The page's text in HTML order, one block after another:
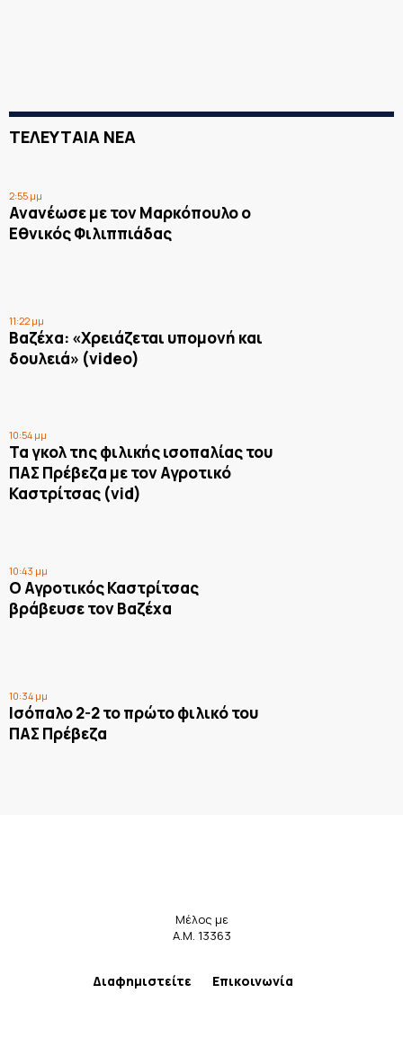
ΤΕΛΕΥΤΑΙΑ ΝΕΑ
2:55 μμ
Ανανέωσε με τον Μαρκόπουλο ο
Εθνικός Φιλιππιάδας
11:22 μμ
Βαζέχα: «Χρειάζεται υπομονή και
δουλειά» (video)
10:54 μμ
Τα γκολ της φιλικής ισοπαλίας του
ΠΑΣ Πρέβεζα με τον Αγροτικό
Καστρίτσας (vid)
10:43 μμ
Ο Αγροτικός Καστρίτσας
βράβευσε τον Βαζέχα
10:34 μμ
Ισόπαλο 2-2 το πρώτο φιλικό του
ΠΑΣ Πρέβεζα
Μέλος με
Α.Μ. 13363
Διαφημιστείτε Επικοινωνία